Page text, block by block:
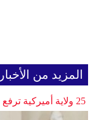
المزيد من الأخبار
25 ولاية أميركية ترفع دعوى ضد ترامب بسبب الرسوم الجمركية